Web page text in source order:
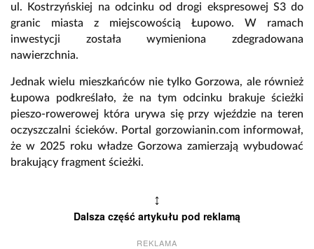
ul. Kostrzyńskiej na odcinku od drogi ekspresowej S3 do
granic miasta z miejscowością Łupowo. W ramach
inwestycji została wymieniona zdegradowana
nawierzchnia.
Jednak wielu mieszkańców nie tylko Gorzowa, ale również
Łupowa podkreślało, że na tym odcinku brakuje ścieżki
pieszo-rowerowej która urywa się przy wjeździe na teren
oczyszczalni ścieków. Portal gorzowianin.com informował,
że w 2025 roku władze Gorzowa zamierzają wybudować
brakujący fragment ścieżki.
↕
Dalsza część artykułu pod reklamą
REKLAMA